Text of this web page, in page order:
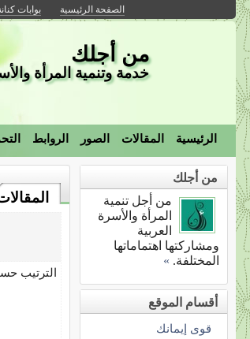
الصفحة الرئيسية بوابات
من أجلك
خدمة وتنمية المرأة
الرئيسية المقالات الصور الروابط
الترتيب
من أجلك
من أجل تنمية
المرأة والأسرة
العربية
ومشاركتها اهتماماتها
المختلفة. »
أقسام الموقع
قوى إيمانك